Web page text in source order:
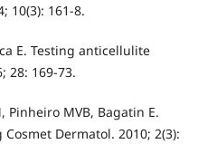
10(3): 161-8.
E. Testing anticellulite
28: 169-73.
Pinheiro MVB, Bagatin E.
Dermatol. 2010; 2(3):